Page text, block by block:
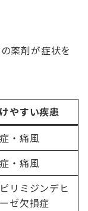
薬剤が症状を
やすい疾患
・痛風
・痛風
リミジンデヒ
ゼ欠損症